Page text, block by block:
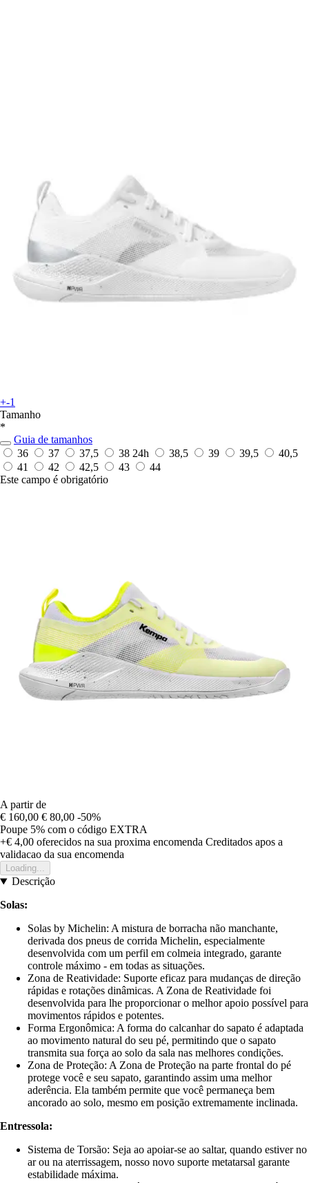
+-1
Tamanho
*
Guia de tamanhos
36
37 37,5 38 24h 38,5 39 39,5
40,5
41
42 42,5 43
44
Este campo é obrigatório
A partir de
€ 160,00 € 80,00 -50%
Poupe 5% com o código EXTRA
+€ 4,00 oferecidos na sua proxima encomenda Creditados apos a
validacao da sua encomenda
Loading...
Descrição
Solas:
Solas by Michelin: A mistura de borracha não manchante,
derivada dos pneus de corrida Michelin, especialmente
desenvolvida com um perfil em colmeia integrado, garante
controle máximo - em todas as situações.
Zona de Reatividade: Suporte eficaz para mudanças de direção
rápidas e rotações dinâmicas. A Zona de Reatividade foi
desenvolvida para lhe proporcionar o melhor apoio possível para
movimentos rápidos e potentes.
Forma Ergonômica: A forma do calcanhar do sapato é adaptada
ao movimento natural do seu pé, permitindo que o sapato
transmita sua força ao solo da sala nas melhores condições.
Zona de Proteção: A Zona de Proteção na parte frontal do pé
protege você e seu sapato, garantindo assim uma melhor
aderência. Ela também permite que você permaneça bem
ancorado ao solo, mesmo em posição extremamente inclinada.
Entressola:
Sistema de Torsão: Seja ao apoiar-se ao saltar, quando estiver no
ar ou na aterrissagem, nosso novo suporte metatarsal garante
estabilidade máxima.